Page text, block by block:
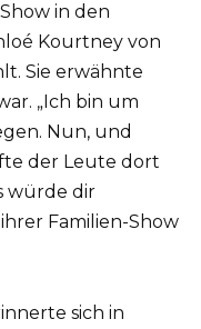
in den
Kourtney von
Sie erwähnte
„Ich bin um
Nun, und
der Leute dort
würde dir
Familien-Show
sich in